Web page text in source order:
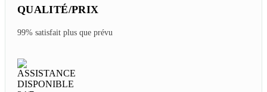
QUALITÉ/PRIX
99% satisfait plus que prévu